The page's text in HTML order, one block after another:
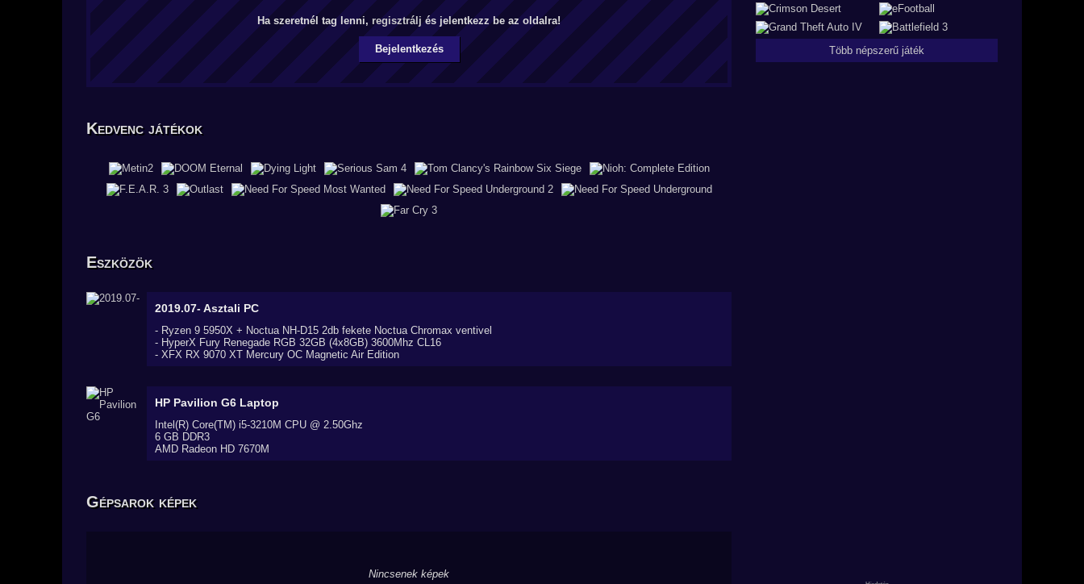
Ha szeretnél tag lenni, regisztrálj és jelentkezz be az oldalra!
Bejelentkezés
Kedvenc játékok
Eszközök
2019.07-Asztali PC
- Ryzen 9 5950X + Noctua NH-D15 2db fekete Noctua Chromax ventivel
- HyperX Fury Renegade RGB 32GB (4x8GB) 3600Mhz CL16
- XFX RX 9070 XT Mercury OC Magnetic Air Edition
HP Pavilion G6 Laptop
Intel(R) Core(TM) i5-3210M CPU @ 2.50Ghz
6 GB DDR3
AMD Radeon HD 7670M
Gépsarok képek
Nincsenek képek
Több népszerű játék